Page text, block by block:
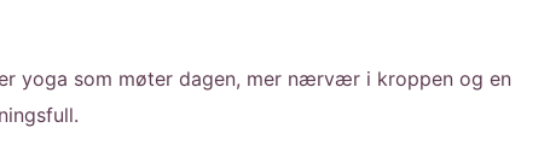
yoga som møter dagen, mer nærvær i kroppen og en